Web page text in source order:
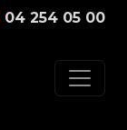
04 254 05 00